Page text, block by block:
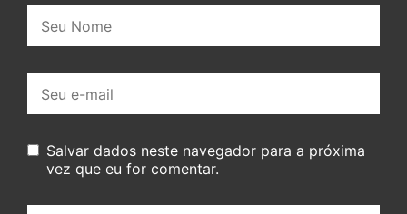
mail:
Salvar dados neste navegador para a próxima
vez que eu for comentar.